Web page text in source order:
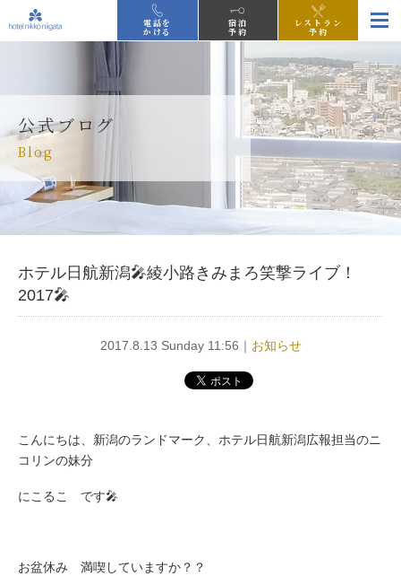
電話を
かける
宿泊
予約
レストラン
予約
公式ブログ
Blog
ホテル日航新潟🎤綾小路きみまろ笑撃ライブ！
2017🎤
2017.8.13 Sunday 11:56｜ お知らせ
こんにちは、新潟のランドマーク、ホテル日航新潟広報担当のニ
コリンの妹分
にこるこ です🎤
お盆休み 満喫していますか？？